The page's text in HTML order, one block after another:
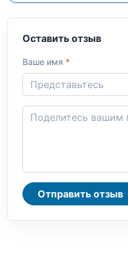
Оставить отзыв
Ваше имя *
Отправить отзыв